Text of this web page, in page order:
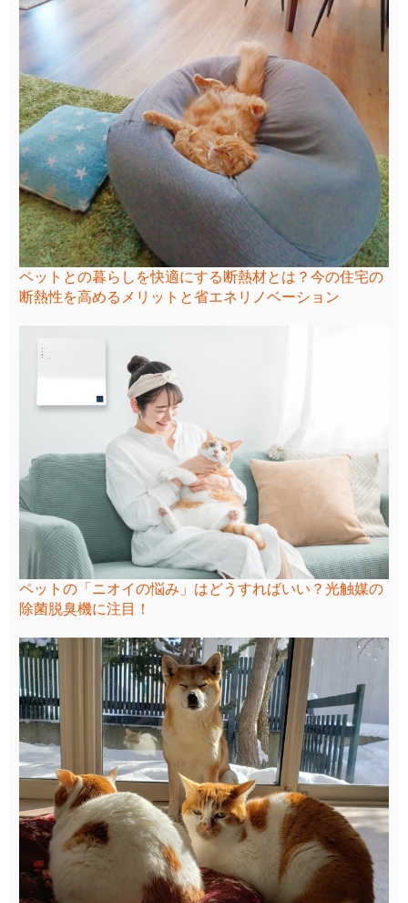
ペットとの暮らしを快適にする断熱材とは？今の住宅の
断熱性を高めるメリットと省エネリノベーション
ペットの「ニオイの悩み」はどうすればいい？光触媒の
除菌脱臭機に注目！